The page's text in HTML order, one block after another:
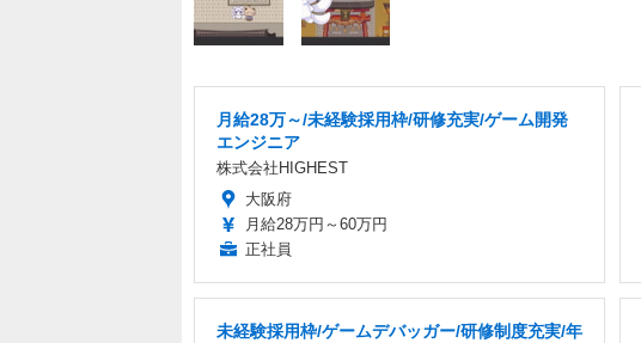
月給28万～/未経験採用枠/研修充実/ゲーム開発
エンジニア
株式会社HIGHEST
大阪府
月給28万円～60万円
正社員
未経験採用枠/ゲームデバッガー/研修制度充実/年